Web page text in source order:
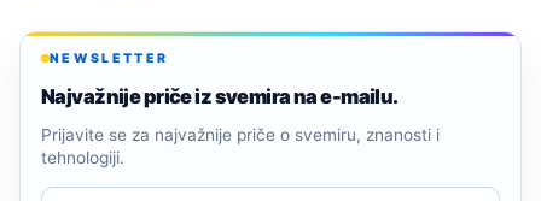
NEWSLETTER
Najvažnije priče iz svemira na e-mailu.
Prijavite se za najvažnije priče o svemiru, znanosti i
tehnologiji.